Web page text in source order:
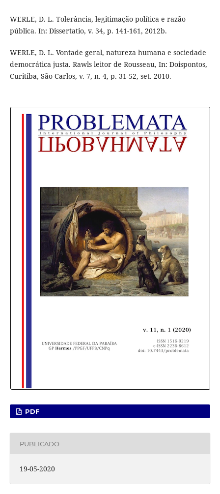
WERLE, D. L. Tolerância, legitimação política e razão
pública. In: Dissertatio, v. 34, p. 141-161, 2012b.
WERLE, D. L. Vontade geral, natureza humana e sociedade
democrática justa. Rawls leitor de Rousseau, In: Doispontos,
Curitiba, São Carlos, v. 7, n. 4, p. 31-52, set. 2010.
PDF
PUBLICADO
19-05-2020